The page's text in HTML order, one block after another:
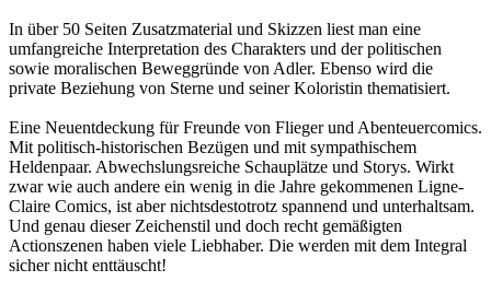
In über 50 Seiten Zusatzmaterial und Skizzen liest man eine
umfangreiche Interpretation des Charakters und der politischen
sowie moralischen Beweggründe von Adler. Ebenso wird die
private Beziehung von Sterne und seiner Koloristin thematisiert.
Eine Neuentdeckung für Freunde von Flieger und Abenteuercomics.
Mit politisch-historischen Bezügen und mit sympathischem
Heldenpaar. Abwechslungsreiche Schauplätze und Storys. Wirkt
zwar wie auch andere ein wenig in die Jahre gekommenen Ligne-
Claire Comics, ist aber nichtsdestotrotz spannend und unterhaltsam.
Und genau dieser Zeichenstil und doch recht gemäßigten
Actionszenen haben viele Liebhaber. Die werden mit dem Integral
sicher nicht enttäuscht!